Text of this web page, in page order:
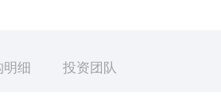
细 投资团队